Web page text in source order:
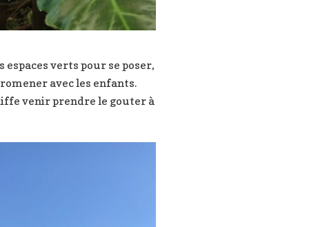
espaces verts pour se poser,
avec les enfants.
venir prendre le gouter à